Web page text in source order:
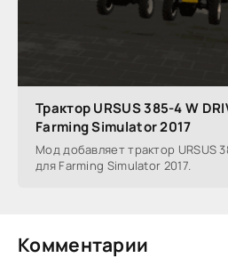
Трактор URSUS 385-4 W
Farming Simulator 2017
Мод добавляет трактор URSUS
для Farming Simulator 2017.
Комментарии